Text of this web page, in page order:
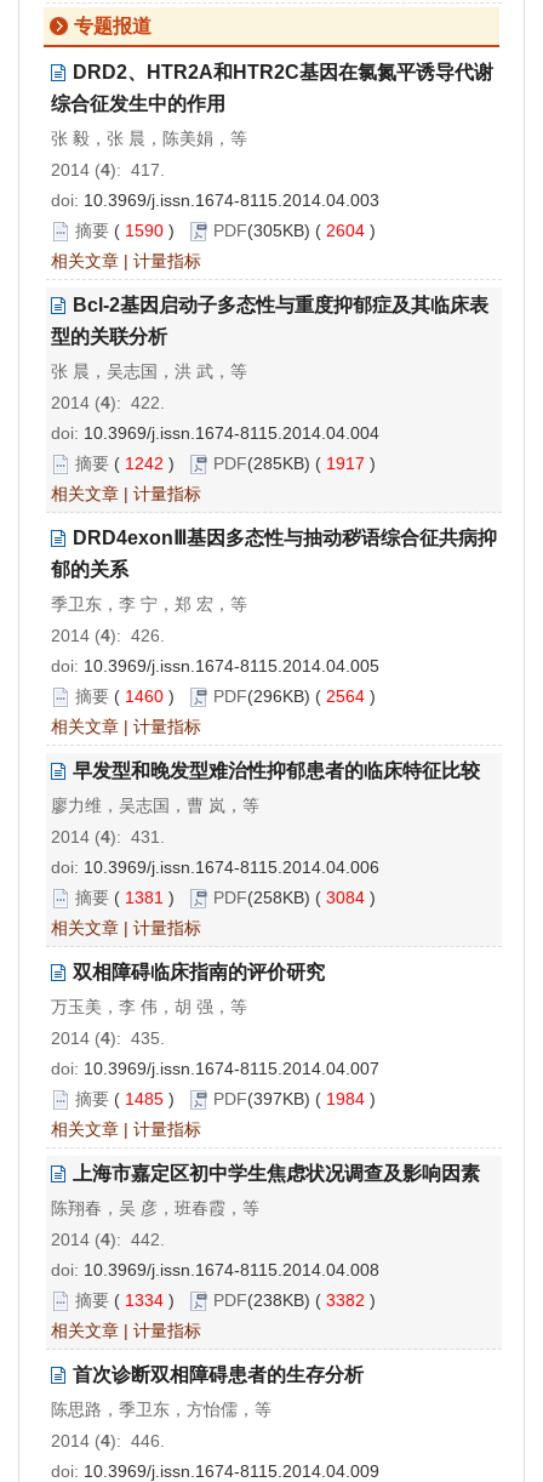
专题报道
DRD2、HTR2A和HTR2C基因在氯氮平诱导代谢
综合征发生中的作用
张 毅，张 晨，陈美娟，等
2014 (4): 417.
doi: 10.3969/j.issn.1674-8115.2014.04.003
摘要 ( 1590 ) PDF(305KB) ( 2604 )
相关文章 | 计量指标
Bcl-2基因启动子多态性与重度抑郁症及其临床表
型的关联分析
张 晨，吴志国，洪 武，等
2014 (4): 422.
doi: 10.3969/j.issn.1674-8115.2014.04.004
摘要 ( 1242 ) PDF(285KB) ( 1917 )
相关文章 | 计量指标
DRD4exonⅢ基因多态性与抽动秽语综合征共病抑
郁的关系
季卫东，李 宁，郑 宏，等
2014 (4): 426.
doi: 10.3969/j.issn.1674-8115.2014.04.005
摘要 ( 1460 ) PDF(296KB) ( 2564 )
相关文章 | 计量指标
早发型和晚发型难治性抑郁患者的临床特征比较
廖力维，吴志国，曹 岚，等
2014 (4): 431.
doi: 10.3969/j.issn.1674-8115.2014.04.006
摘要 ( 1381 ) PDF(258KB) ( 3084 )
相关文章 | 计量指标
双相障碍临床指南的评价研究
万玉美，李 伟，胡 强，等
2014 (4): 435.
doi: 10.3969/j.issn.1674-8115.2014.04.007
摘要 ( 1485 ) PDF(397KB) ( 1984 )
相关文章 | 计量指标
上海市嘉定区初中学生焦虑状况调查及影响因素
陈翔春，吴 彦，班春霞，等
2014 (4): 442.
doi: 10.3969/j.issn.1674-8115.2014.04.008
摘要 ( 1334 ) PDF(238KB) ( 3382 )
相关文章 | 计量指标
首次诊断双相障碍患者的生存分析
陈思路，季卫东，方怡儒，等
2014 (4): 446.
doi: 10.3969/j.issn.1674-8115.2014.04.009